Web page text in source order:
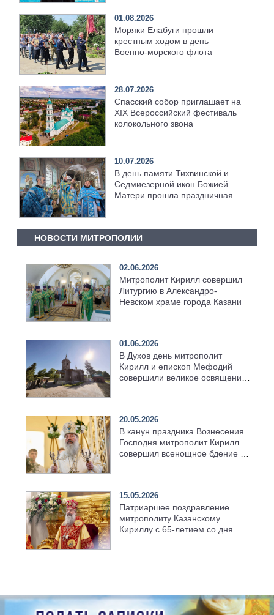
01.08.2026
Моряки Елабуги прошли
крестным ходом в день
Военно‑морского флота
28.07.2026
Спасский собор приглашает на
XIX Всероссийский фестиваль
колокольного звона
10.07.2026
В день памяти Тихвинской и
Седмиезерной икон Божией
Матери прошла праздничная
НОВОСТИ МИТРОПОЛИИ
02.06.2026
Митрополит Кирилл совершил
Литургию в Александро-
Невском храме города Казани
01.06.2026
В Духов день митрополит
Кирилл и епископ Мефодий
совершили великое освящение
20.05.2026
В канун праздника Вознесения
Господня митрополит Кирилл
совершил всенощное бдение в
15.05.2026
Патриаршее поздравление
митрополиту Казанскому
Кириллу с 65-летием со дня